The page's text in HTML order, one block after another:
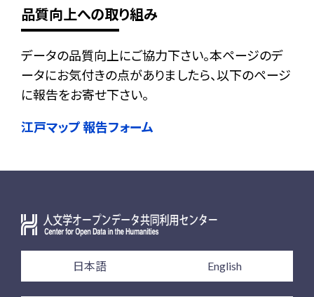
品質向上への取り組み
データの品質向上にご協力下さい。本ページのデ
ータにお気付きの点がありましたら、以下のページ
に報告をお寄せ下さい。
江戸マップ 報告フォーム
日本語 English